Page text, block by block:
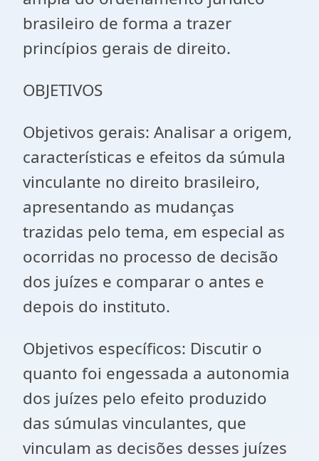
brasileiro de forma a trazer
princípios gerais de direito.
OBJETIVOS
Objetivos gerais: Analisar a origem,
características e efeitos da súmula
vinculante no direito brasileiro,
apresentando as mudanças
trazidas pelo tema, em especial as
ocorridas no processo de decisão
dos juízes e comparar o antes e
depois do instituto.
Objetivos específicos: Discutir o
quanto foi engessada a autonomia
dos juízes pelo efeito produzido
das súmulas vinculantes, que
vinculam as decisões desses juízes